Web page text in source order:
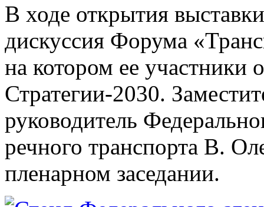
В ходе открытия
дискуссия Форума
на котором ее участники
Стратегии-2030.
руководитель
речного транспорта В.
пленарном заседании.